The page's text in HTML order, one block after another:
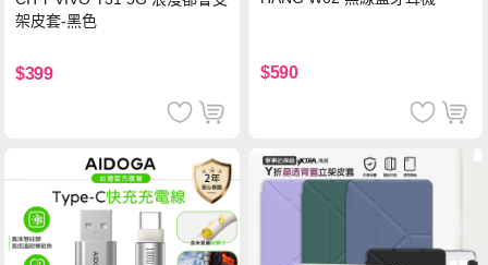
架皮套-黑色
$399 $590